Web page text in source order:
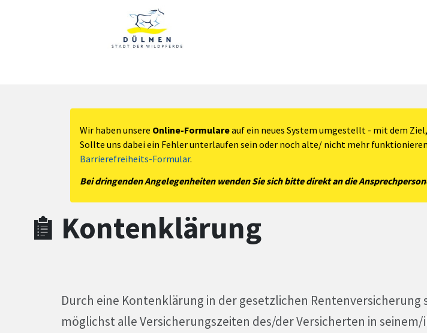
Zum Hauptinhalt
Wir haben unsere Online-Formulareauf ein neues System umgestellt - mit dem
Sollte uns dabei ein Fehler unterlaufen sein oder noch alte/ nicht mehr
Barrierefreiheits-Formular.
Bei dringenden Angelegenheiten wenden Sie sich bitte direkt an die
Kontenklärung
Durch eine Kontenklärung in der gesetzlichen Rentenversicherung
möglichst alle Versicherungszeiten des/der Versicherten in